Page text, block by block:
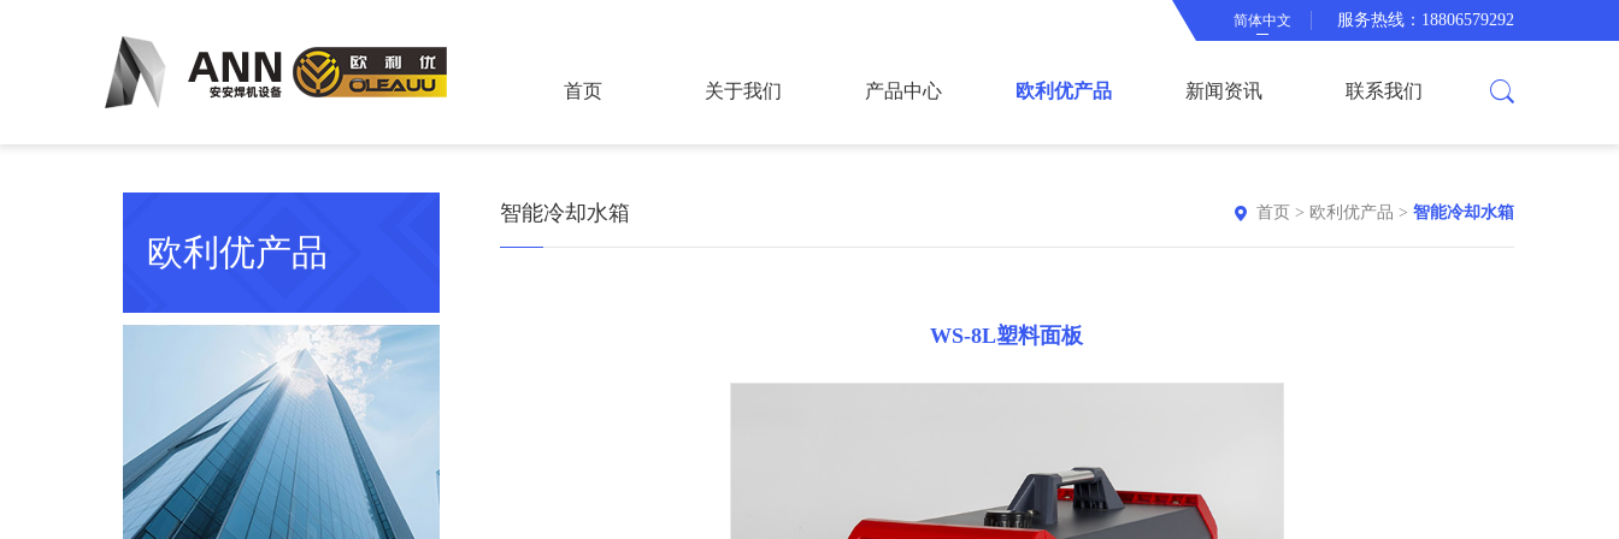
简体中文 服务热线：18806579292
首页 关于我们 产品中心 欧利优产品 新闻资讯 联系我们
欧利优产品
智能冷却水箱 首页 > 欧利优产品 > 智能冷却水箱
WS-8L塑料面板